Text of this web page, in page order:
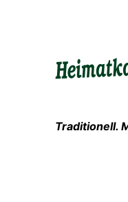
Traditionell.